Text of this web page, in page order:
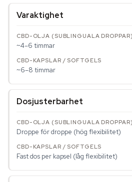
Varaktighet
~4–6 timmar
~6–8 timmar
Dosjusterbarhet
Droppe för droppe (hög flexibilitet)
Fast dos per kapsel (låg flexibilitet)